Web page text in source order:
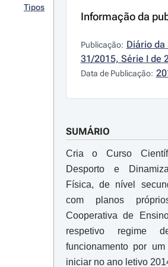
Tipos
Informação da
Publicação: Diário da
31/2015, Série I de
Data de Publicação:
SUMÁRIO
Cria o Curso
Desporto e
Física, de nível
com planos
Cooperativa de
respetivo regime
funcionamento por
iniciar no ano letivo